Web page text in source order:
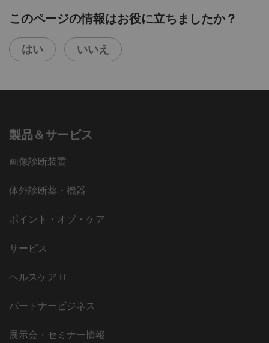
このページの情報はお役に立ちましたか？
はい いいえ
製品＆サービス
画像診断装置
体外診断薬・機器
ポイント・オブ・ケア
サービス
ヘルスケア IT
パートナービジネス
展示会・セミナー情報